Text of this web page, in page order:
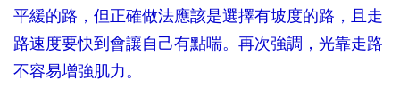
平緩的路，但正確做法應該是選擇有坡度的路，且走
路速度要快到會讓自己有點喘。再次強調，光靠走路
不容易增強肌力。